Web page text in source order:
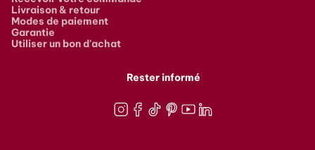
Livraison & retour
Modes de paiement
Garantie
Utiliser un bon d'achat
Rester informé